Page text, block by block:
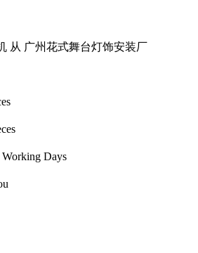
从 广州花式舞台灯饰安装厂
Working Days